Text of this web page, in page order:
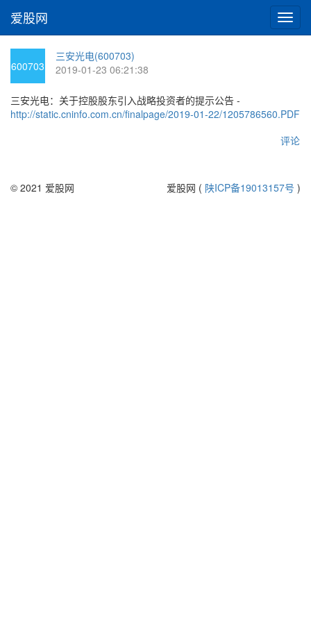
切
换
爱股网
600703
三安光电(600703)
2019-01-23 06:21:38
三安光电：关于控股股东引入战略投资者的提示公告 -
http://static.cninfo.com.cn/finalpage/2019-01-22/1205786560.PDF
评论
© 2021 爱股网 爱股网 ( 陕ICP备19013157号 )